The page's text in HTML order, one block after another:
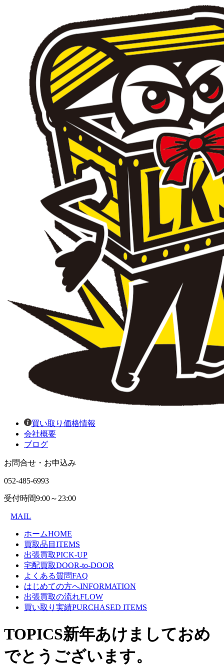
買い取り価格情報
会社概要
ブログ
お問合せ・お申込み
052-485-6993
受付時間9:00～23:00
MAIL
ホームHOME
買取品目 ITEMS
出張買取PICK-UP
宅配買取DOOR-to-DOOR
よくある質問FAQ
はじめての方へINFORMATION
出張買取の流れFLOW
買い取り実績PURCHASED ITEMS
TOPICS新年あけましておめ
でとうございます。